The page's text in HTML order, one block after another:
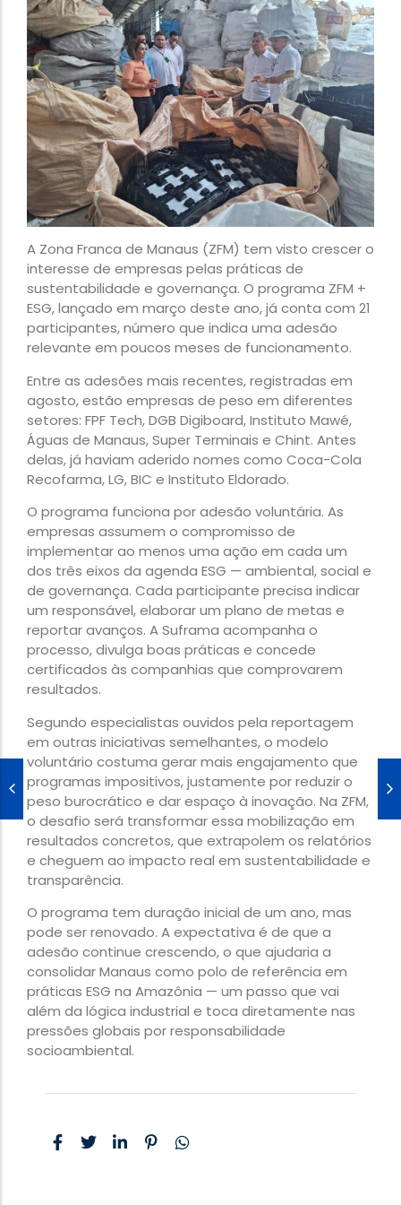
A Zona Franca de Manaus (ZFM) tem visto crescer o
interesse de empresas pelas práticas de
sustentabilidade e governança. O programa ZFM +
ESG, lançado em março deste ano, já conta com 21
participantes, número que indica uma adesão
relevante em poucos meses de funcionamento.
Entre as adesões mais recentes, registradas em
agosto, estão empresas de peso em diferentes
setores: FPF Tech, DGB Digiboard, Instituto Mawé,
Águas de Manaus, Super Terminais e Chint. Antes
delas, já haviam aderido nomes como Coca-Cola
Recofarma, LG, BIC e Instituto Eldorado.
O programa funciona por adesão voluntária. As
empresas assumem o compromisso de
implementar ao menos uma ação em cada um
dos três eixos da agenda ESG — ambiental, social e
de governança. Cada participante precisa indicar
um responsável, elaborar um plano de metas e
reportar avanços. A Suframa acompanha o
processo, divulga boas práticas e concede
certificados às companhias que comprovarem
resultados.
Segundo especialistas ouvidos pela reportagem
em outras iniciativas semelhantes, o modelo
voluntário costuma gerar mais engajamento que
programas impositivos, justamente por reduzir o
peso burocrático e dar espaço à inovação. Na ZFM,
o desafio será transformar essa mobilização em
resultados concretos, que extrapolem os relatórios
e cheguem ao impacto real em sustentabilidade e
transparência.
O programa tem duração inicial de um ano, mas
pode ser renovado. A expectativa é de que a
adesão continue crescendo, o que ajudaria a
consolidar Manaus como polo de referência em
práticas ESG na Amazônia — um passo que vai
além da lógica industrial e toca diretamente nas
pressões globais por responsabilidade
socioambiental.